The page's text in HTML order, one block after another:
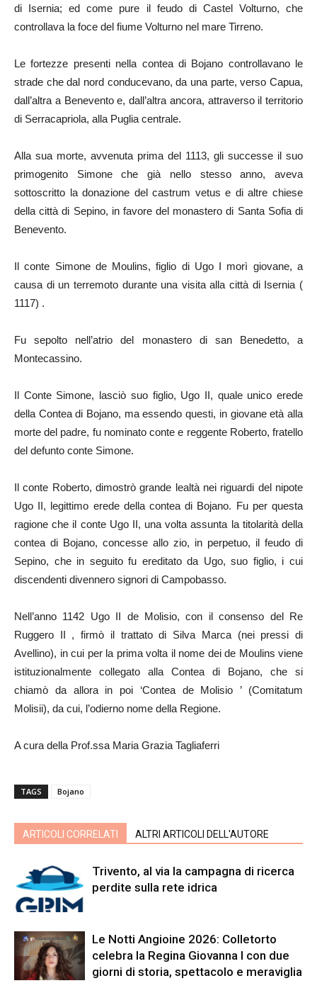
di Isernia; ed come pure il feudo di Castel Volturno, che
controllava la foce del fiume Volturno nel mare Tirreno.
Le fortezze presenti nella contea di Bojano controllavano le
strade che dal nord conducevano, da una parte, verso Capua,
dall’altra a Benevento e, dall’altra ancora, attraverso il territorio
di Serracapriola, alla Puglia centrale.
Alla sua morte, avvenuta prima del 1113, gli successe il suo
primogenito Simone che già nello stesso anno, aveva
sottoscritto la donazione del castrum vetus e di altre chiese
della città di Sepino, in favore del monastero di Santa Sofia di
Benevento.
Il conte Simone de Moulins, figlio di Ugo I morì giovane, a
causa di un terremoto durante una visita alla città di Isernia (
1117) .
Fu sepolto nell’atrio del monastero di san Benedetto, a
Montecassino.
Il Conte Simone, lasciò suo figlio, Ugo II, quale unico erede
della Contea di Bojano, ma essendo questi, in giovane età alla
morte del padre, fu nominato conte e reggente Roberto, fratello
del defunto conte Simone.
Il conte Roberto, dimostrò grande lealtà nei riguardi del nipote
Ugo II, legittimo erede della contea di Bojano. Fu per questa
ragione che il conte Ugo II, una volta assunta la titolarità della
contea di Bojano, concesse allo zio, in perpetuo, il feudo di
Sepino, che in seguito fu ereditato da Ugo, suo figlio, i cui
discendenti divennero signori di Campobasso.
Nell’anno 1142 Ugo II de Molisio, con il consenso del Re
Ruggero II , firmò il trattato di Silva Marca (nei pressi di
Avellino), in cui per la prima volta il nome dei de Moulins viene
istituzionalmente collegato alla Contea di Bojano, che si
chiamò da allora in poi ‘Contea de Molisio ’ (Comitatum
Molisii), da cui, l’odierno nome della Regione.
A cura della Prof.ssa Maria Grazia Tagliaferri
TAGS Bojano
ARTICOLI CORRELATI ALTRI ARTICOLI DELL'AUTORE
Trivento, al via la campagna di ricerca
perdite sulla rete idrica
Le Notti Angioine 2026: Colletorto
celebra la Regina Giovanna I con due
giorni di storia, spettacolo e meraviglia